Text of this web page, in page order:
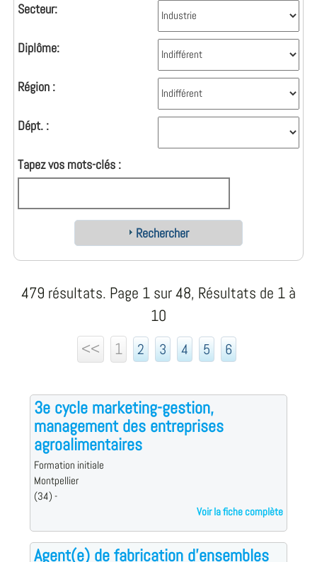
Secteur:
Diplôme:
Région :
Dépt. :
Tapez vos mots-clés :
Rechercher
479 résultats. Page 1 sur 48, Résultats de 1 à
10
<<
1 2 3 4 5 6
3e cycle marketing-gestion,
management des entreprises
agroalimentaires
Formation initiale
Montpellier
(34) -
Voir la fiche complète
Agent(e) de fabrication d'ensembles